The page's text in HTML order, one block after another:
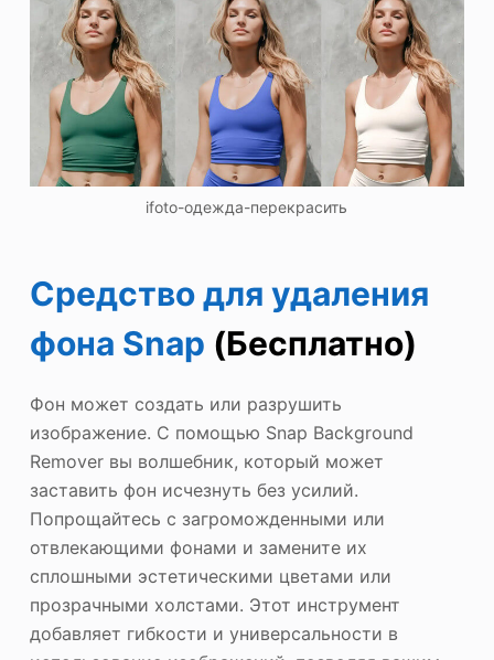
ifoto-одежда-перекрасить
Средство для удаления
фона Snap (Бесплатно)
Фон может создать или разрушить
изображение. С помощью Snap Background
Remover вы волшебник, который может
заставить фон исчезнуть без усилий.
Попрощайтесь с загроможденными или
отвлекающими фонами и замените их
сплошными эстетическими цветами или
прозрачными холстами. Этот инструмент
добавляет гибкости и универсальности в